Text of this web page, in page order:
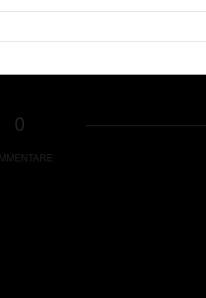
Malle Partyboot) [SlU74mTqW]
0